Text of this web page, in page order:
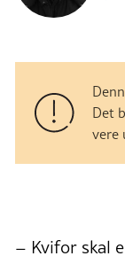
Det
vere
– Kvifor skal